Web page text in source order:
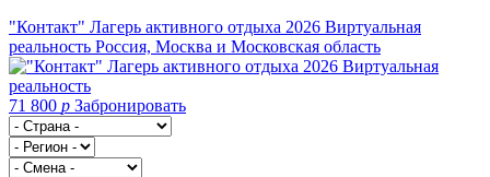
"Контакт" Лагерь активного отдыха 2026 Виртуальная
реальность Россия, Москва и Московская область
71 800 p Забронировать